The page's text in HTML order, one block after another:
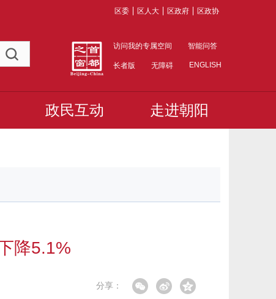
区委 区人大 区政府 区政协
访问我的专属空间 智能问答
长者版 无障碍 ENGLISH
政民互动 走进朝阳
降5.1%
分享：